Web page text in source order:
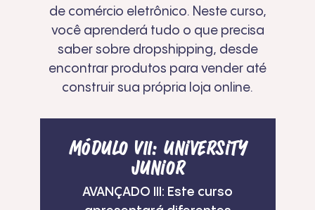
de comércio eletrônico. Neste curso,
você aprenderá tudo o que precisa
saber sobre dropshipping, desde
encontrar produtos para vender até
construir sua própria loja online.
Módulo VII: University
Junior
AVANÇADO III: Este curso